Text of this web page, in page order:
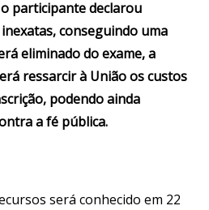
participante declarou
conseguindo uma
eliminado do exame, a
ressarcir à União os custos
podendo ainda
a fé pública.
será conhecido em 22